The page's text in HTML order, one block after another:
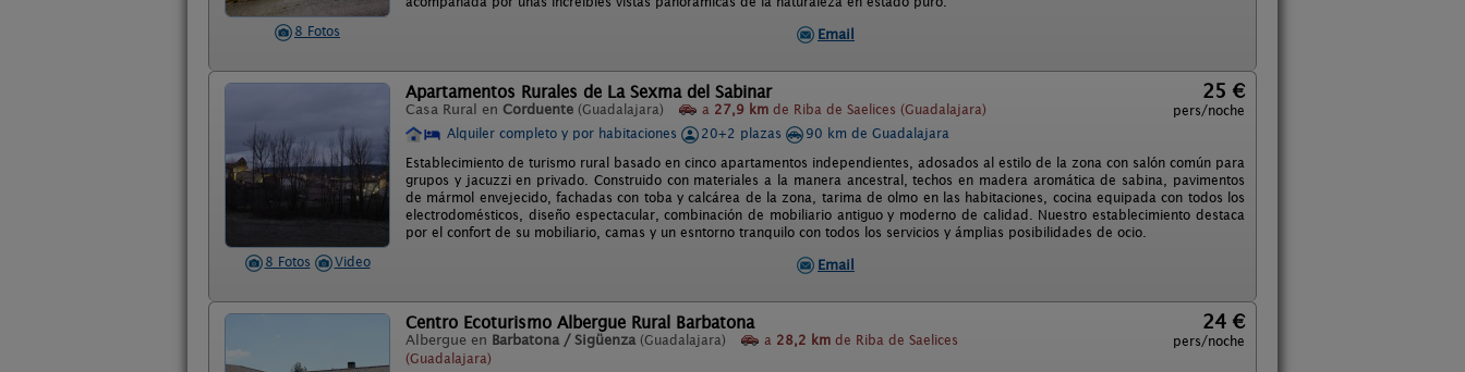
8 Fotos
Email
8 Fotos Video
Apartamentos Rurales de La Sexma del Sabinar
Casa Rural en Corduente (Guadalajara) a 27,9 km de Riba de Saelices (Guadalajara)
25 €
pers/noche
Alquiler completo y por habitaciones
20+2 plazas
90 km de Guadalajara
Establecimiento de turismo rural basado en cinco apartamentos independientes, adosados al estilo de la zona con salón común para
grupos y jacuzzi en privado. Construido con materiales a la manera ancestral, techos en madera aromática de sabina, pavimentos
de mármol envejecido, fachadas con toba y calcárea de la zona, tarima de olmo en las habitaciones, cocina equipada con todos los
electrodomésticos, diseño espectacular, combinación de mobiliario antiguo y moderno de calidad. Nuestro establecimiento destaca
por el confort de su mobiliario, camas y un esntorno tranquilo con todos los servicios y ámplias posibilidades de ocio.
Email
Centro Ecoturismo Albergue Rural Barbatona
Albergue en Barbatona / Sigüenza (Guadalajara) a 28,2 km de Riba de Saelices
(Guadalajara)
24 €
pers/noche